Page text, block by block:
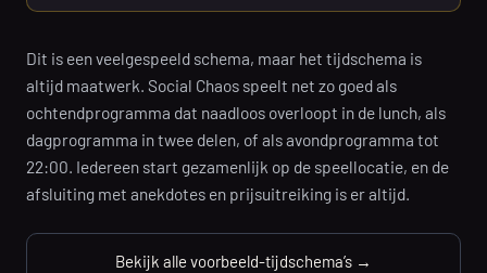
Dit is een veelgespeeld schema, maar het tijdschema is
altijd maatwerk. Social Chaos speelt net zo goed als
ochtendprogramma dat naadloos overloopt in de lunch, als
dagprogramma in twee delen, of als avondprogramma tot
22:00. Iedereen start gezamenlijk op de speellocatie, en de
afsluiting met anekdotes en prijsuitreiking is er altijd.
Bekijk alle voorbeeld-tijdschema’s →